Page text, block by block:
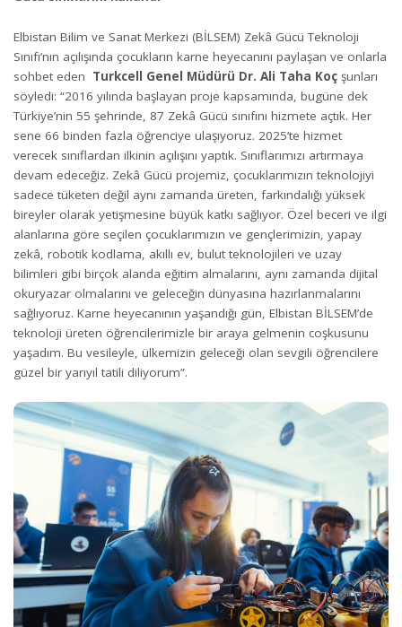
Elbistan Bilim ve Sanat Merkezi (BİLSEM) Zekâ Gücü Teknoloji
Sınıfı’nın açılışında çocukların karne heyecanını paylaşan ve onlarla
sohbet eden Turkcell Genel Müdürü Dr. Ali Taha Koç şunları
söyledi: “2016 yılında başlayan proje kapsamında, bugüne dek
Türkiye’nin 55 şehrinde, 87 Zekâ Gücü sınıfını hizmete açtık. Her
sene 66 binden fazla öğrenciye ulaşıyoruz. 2025’te hizmet
verecek sınıflardan ilkinin açılışını yaptık. Sınıflarımızı artırmaya
devam edeceğiz. Zekâ Gücü projemiz, çocuklarımızın teknolojiyi
sadece tüketen değil aynı zamanda üreten, farkındalığı yüksek
bireyler olarak yetişmesine büyük katkı sağlıyor. Özel beceri ve ilgi
alanlarına göre seçilen çocuklarımızın ve gençlerimizin, yapay
zekâ, robotik kodlama, akıllı ev, bulut teknolojileri ve uzay
bilimleri gibi birçok alanda eğitim almalarını, aynı zamanda dijital
okuryazar olmalarını ve geleceğin dünyasına hazırlanmalarını
sağlıyoruz. Karne heyecanının yaşandığı gün, Elbistan BİLSEM’de
teknoloji üreten öğrencilerimizle bir araya gelmenin coşkusunu
yaşadım. Bu vesileyle, ülkemizin geleceği olan sevgili öğrencilere
güzel bir yarıyıl tatili diliyorum”.